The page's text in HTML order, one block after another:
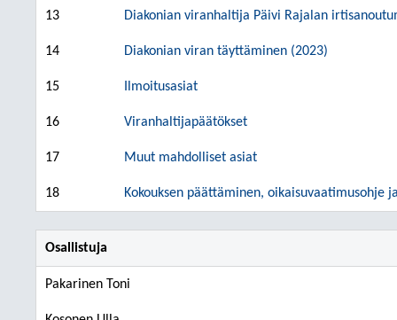
13 Diakonian viranhaltija Päivi Rajalan
14 Diakonian viran täyttäminen (2023)
15 Ilmoitusasiat
16 Viranhaltijapäätökset
17 Muut mahdolliset asiat
18 Kokouksen päättäminen, oikaisuvaatimusohje
Osallistuja
Pakarinen Toni